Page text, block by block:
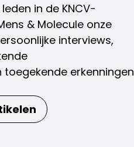
in de KNCV-
& Molecule onze
interviews,
erkenningen